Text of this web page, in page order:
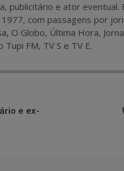
publicitário e ator
1977, com passagens por
O Globo, Última Hora,
Tupi FM, TV S e TV E.
e ex-